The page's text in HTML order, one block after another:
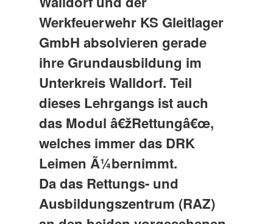
Werkfeuerwehr KS Gleitlager
GmbH absolvieren gerade
ihre Grundausbildung im
Unterkreis Walldorf. Teil
dieses Lehrgangs ist auch
das Modul â€žRettungâ€œ,
welches immer das DRK
Leimen Ã¼bernimmt.
Da das Rettungs- und
Ausbildungszentrum (RAZ)